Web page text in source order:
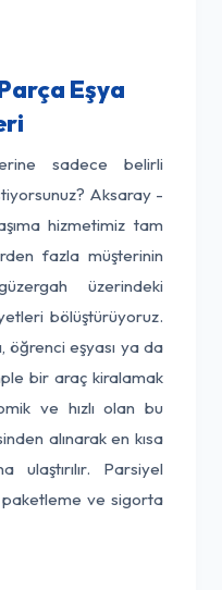
Eşya
sadece belirli
Aksaray -
hizmetimiz tam
fazla müşterinin
üzerindeki
bölüştürüyoruz.
öğrenci eşyası ya da
bir araç kiralamak
ve hızlı olan bu
alınarak en kısa
ulaştırılır. Parsiyel
paketleme ve sigorta